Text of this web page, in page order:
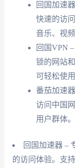
回国加速
快速的访
音乐、视
回国VPN
锁的网站
可轻松使
番茄加速
访问中国
用户群体。
回国加速器 –
的访问体验。支